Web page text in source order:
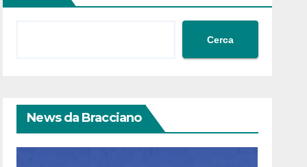
Cerca
News da Bracciano